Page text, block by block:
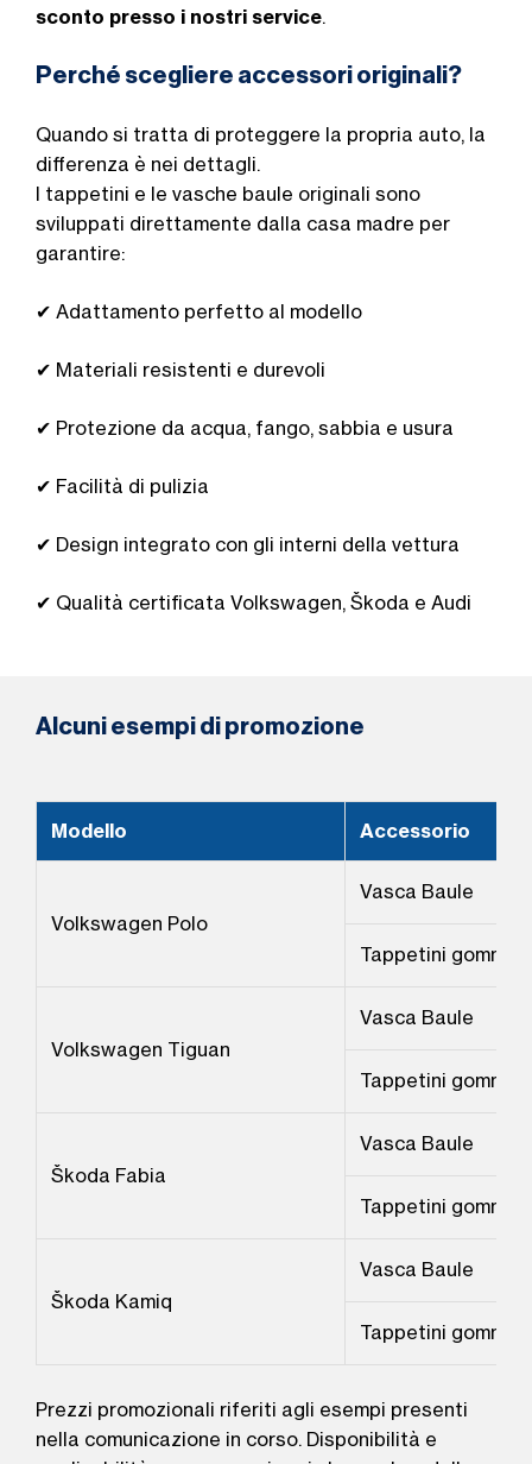
sconto presso i nostri service.
Perché scegliere accessori originali?
Quando si tratta di proteggere la propria auto, la
differenza è nei dettagli.
I tappetini e le vasche baule originali sono
sviluppati direttamente dalla casa madre per
garantire:
✔ Adattamento perfetto al modello
✔ Materiali resistenti e durevoli
✔ Protezione da acqua, fango, sabbia e usura
✔ Facilità di pulizia
✔ Design integrato con gli interni della vettura
✔ Qualità certificata Volkswagen, Škoda e Audi
Alcuni esempi di promozione
Modello Accessorio
Volkswagen Polo
Vasca Baule
Tappetini gomma
Volkswagen Tiguan
Vasca Baule
Tappetini gomma
Škoda Fabia
Vasca Baule
Tappetini gomma
Škoda Kamiq
Vasca Baule
Tappetini gomma
Prezzi promozionali riferiti agli esempi presenti
nella comunicazione in corso. Disponibilità e